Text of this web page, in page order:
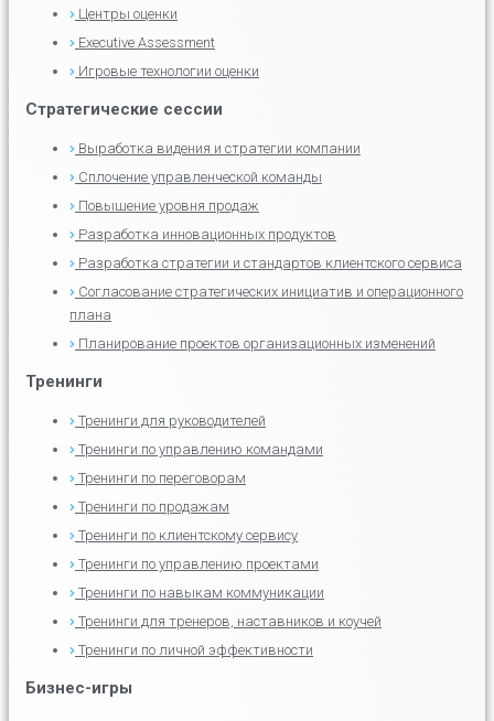
Центры оценки
Executive Assessment
Игровые технологии оценки
Стратегические сессии
Выработка видения и стратегии компании
Сплочение управленческой команды
Повышение уровня продаж
Разработка инновационных продуктов
Разработка стратегии и стандартов клиентского сервиса
Согласование стратегических инициатив и операционного
плана
Планирование проектов организационных изменений
Тренинги
Тренинги для руководителей
Тренинги по управлению командами
Тренинги по переговорам
Тренинги по продажам
Тренинги по клиентскому сервису
Тренинги по управлению проектами
Тренинги по навыкам коммуникации
Тренинги для тренеров, наставников и коучей
Тренинги по личной эффективности
Бизнес-игры